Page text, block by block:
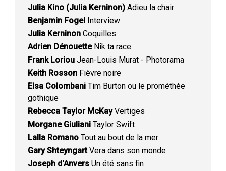
Julia Kino (Julia Kerninon) Adieu la chair
Benjamin Fogel Interview
Julia Kerninon Coquilles
Adrien DénouetteNik ta race
Frank Loriou Jean-Louis Murat - Photorama
Keith Rosson Fièvre noire
Elsa Colombani Tim Burton ou le prométhée
gothique
Rebecca Taylor McKayVertiges
Morgane Giuliani Taylor Swift
Lalla Romano Tout au bout de la mer
Gary ShteyngartVera dans son monde
Joseph d'Anvers Un été sans fin